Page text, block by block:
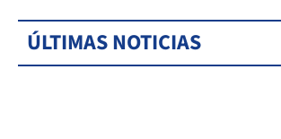
ÚLTIMAS NOTICIAS